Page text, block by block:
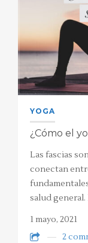
YOGA
¿Cómo el
Las fascias
conectan
salud general.
1 mayo, 2021
2